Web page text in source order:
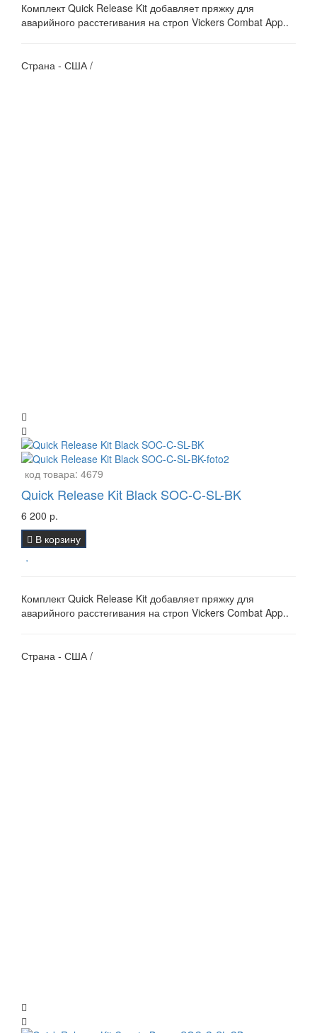
Комплект Quick Release Kit добавляет пряжку для
аварийного расстегивания на строп Vickers Combat App..
Страна - США /
код товара: 4679
Quick Release Kit Black SOC-C-SL-BK
6 200 р.
В корзину
Комплект Quick Release Kit добавляет пряжку для
аварийного расстегивания на строп Vickers Combat App..
Страна - США /